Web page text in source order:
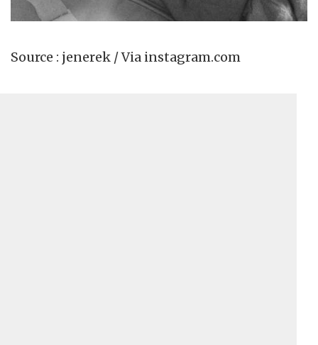
Source : jenerek / Via instagram.com